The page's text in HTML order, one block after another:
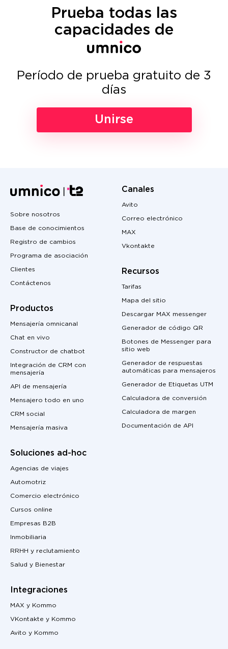
Prueba todas las
capacidades de
Período de prueba gratuito de 3
días
Unirse
Sobre nosotros
Base de conocimientos
Registro de cambios
Programa de asociación
Clientes
Contáctenos
Productos
Mensajería omnicanal
Chat en vivo
Constructor de chatbot
Integración de CRM con
mensajería
API de mensajería
Mensajero todo en uno
CRM social
Mensajería masiva
Soluciones ad-hoc
Agencias de viajes
Automotriz
Comercio electrónico
Cursos online
Empresas B2B
Inmobiliaria
RRHH y reclutamiento
Salud y Bienestar
Integraciones
MAX y Kommo
VKontakte y Kommo
Avito y Kommo
Canales
Avito
Correo electrónico
MAX
Vkontakte
Recursos
Tarifas
Mapa del sitio
Descargar MAX messenger
Generador de código QR
Botones de Messenger para
sitio web
Generador de respuestas
automáticas para mensajeros
Generador de Etiquetas UTM
Calculadora de conversión
Calculadora de margen
Documentación de API